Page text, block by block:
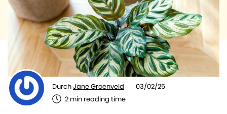
DurchJane Groenveld
03/02/25
2 min reading time